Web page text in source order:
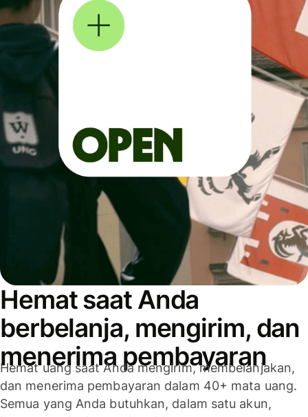
Hemat saat Anda
berbelanja, mengirim, dan
menerima pembayaran
Hemat uang saat Anda mengirim, membelanjakan,
dan menerima pembayaran dalam 40+ mata uang.
Semua yang Anda butuhkan, dalam satu akun,